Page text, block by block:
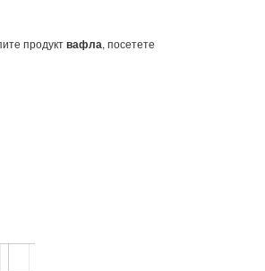
продуктвафла, посетете